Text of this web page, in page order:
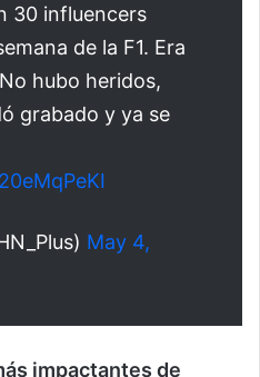
30 influencers
de la F1. Era
hubo heridos,
grabado y ya se
May 4,
impactantes de